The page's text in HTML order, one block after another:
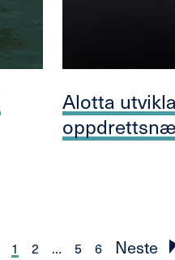
Alotta
1 2 … 5 6 Neste